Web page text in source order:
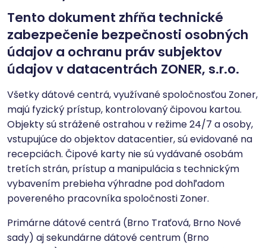
Tento dokument zhŕňa technické
zabezpečenie bezpečnosti osobných
údajov a ochranu práv subjektov
údajov v datacentrách ZONER, s.r.o.
Všetky dátové centrá, využívané spoločnosťou Zoner,
majú fyzický prístup, kontrolovaný čipovou kartou.
Objekty sú strážené ostrahou v režime 24/7 a osoby,
vstupujúce do objektov datacentier, sú evidované na
recepciách. Čipové karty nie sú vydávané osobám
tretích strán, prístup a manipulácia s technickým
vybavením prebieha výhradne pod dohľadom
povereného pracovníka spoločnosti Zoner.
Primárne dátové centrá (Brno Traťová, Brno Nové
sady) aj sekundárne dátové centrum (Brno